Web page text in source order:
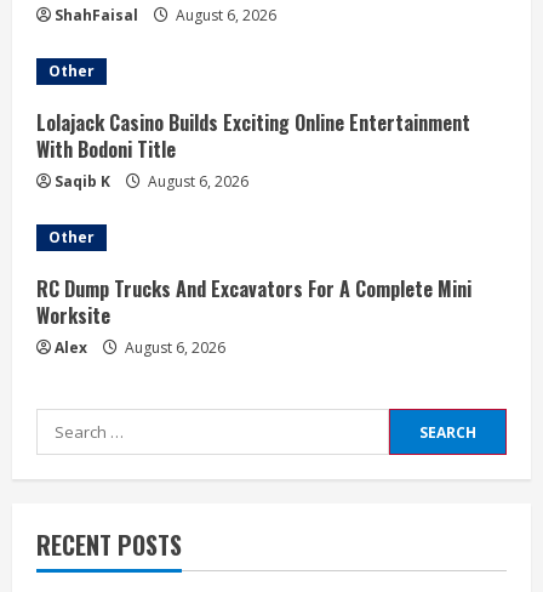
ShahFaisal August 6, 2026
Other
Lolajack Casino Builds Exciting Online Entertainment
With Bodoni Title
Saqib K August 6, 2026
Other
RC Dump Trucks And Excavators For A Complete Mini
Worksite
Alex August 6, 2026
Search
for:
RECENT POSTS